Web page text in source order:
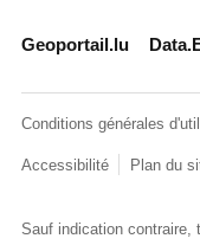
Geoportail.lu
Conditions générales
Accessibilité Plan du
Sauf indication contraire,